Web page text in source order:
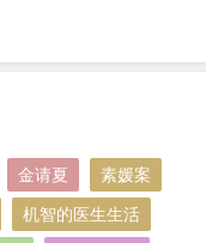
金请夏 素媛案
机智的医生生活